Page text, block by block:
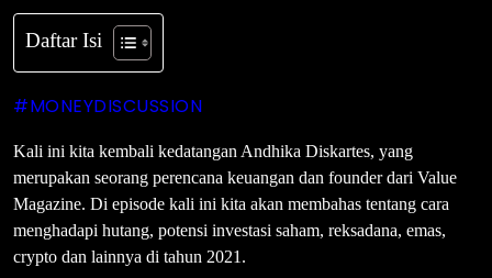
Daftar Isi
#MONEYDISCUSSION
Kali ini kita kembali kedatangan Andhika Diskartes, yang
merupakan seorang perencana keuangan dan founder dari Value
Magazine. Di episode kali ini kita akan membahas tentang cara
menghadapi hutang, potensi investasi saham, reksadana, emas,
crypto dan lainnya di tahun 2021.